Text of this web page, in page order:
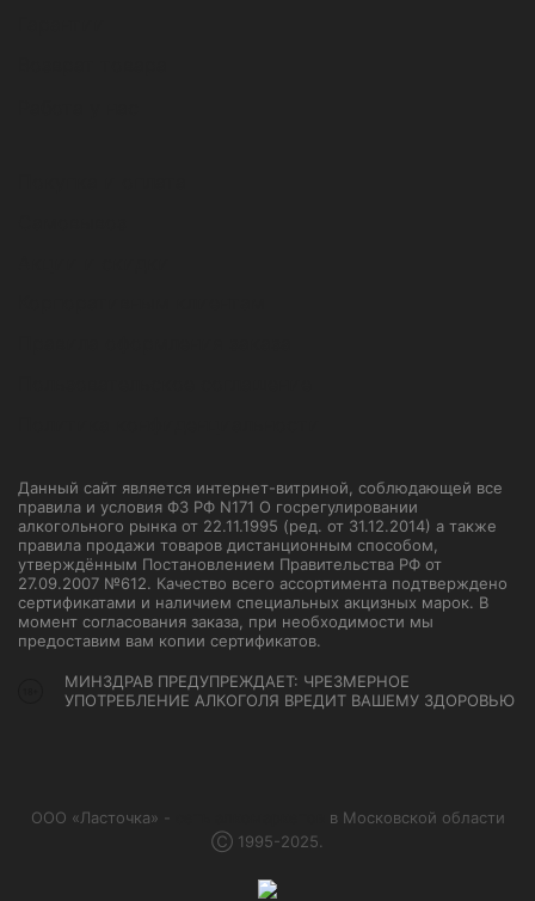
Данный сайт является интернет-витриной, соблюдающей все
правила и условия ФЗ РФ N171 О госрегулировании
алкогольного рынка от 22.11.1995 (ред. от 31.12.2014) а также
правила продажи товаров дистанционным способом,
утверждённым Постановлением Правительства РФ от
27.09.2007 №612. Качество всего ассортимента подтверждено
сертификатами и наличием специальных акцизных марок. В
момент согласования заказа, при необходимости мы
предоставим вам копии сертификатов.
МИНЗДРАВ ПРЕДУПРЕЖДАЕТ: ЧРЕЗМЕРНОЕ
УПОТРЕБЛЕНИЕ АЛКОГОЛЯ ВРЕДИТ ВАШЕМУ ЗДОРОВЬЮ
ООО «Ласточка» -
в Московской области
Ⓒ 1995-2025.